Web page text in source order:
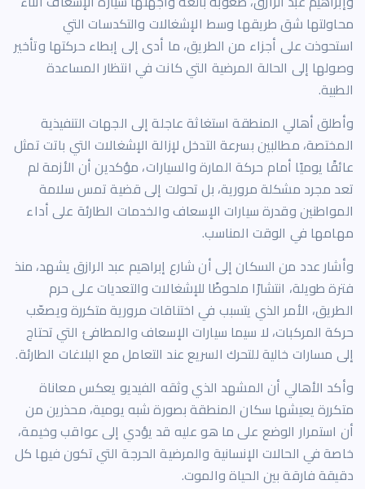
محاولتها شق طريقها وسط الإشغالات والتكدسات التي
استحوذت على أجزاء من الطريق، ما أدى إلى إبطاء حركتها وتأخير
وصولها إلى الحالة المرضية التي كانت في انتظار المساعدة
الطبية.
وأطلق أهالي المنطقة استغاثة عاجلة إلى الجهات التنفيذية
المختصة، مطالبين بسرعة التدخل لإزالة الإشغالات التي باتت تمثل
عائقًا يوميًا أمام حركة المارة والسيارات، مؤكدين أن الأزمة لم
تعد مجرد مشكلة مرورية، بل تحولت إلى قضية تمس سلامة
المواطنين وقدرة سيارات الإسعاف والخدمات الطارئة على أداء
مهامها في الوقت المناسب.
وأشار عدد من السكان إلى أن شارع إبراهيم عبد الرازق يشهد، منذ
فترة طويلة، انتشارًا ملحوظًا للإشغالات والتعديات على حرم
الطريق، الأمر الذي يتسبب في اختناقات مرورية متكررة ويصعّب
حركة المركبات، لا سيما سيارات الإسعاف والمطافئ التي تحتاج
إلى مسارات خالية للتحرك السريع عند التعامل مع البلاغات الطارئة.
وأكد الأهالي أن المشهد الذي وثقه الفيديو يعكس معاناة
متكررة يعيشها سكان المنطقة بصورة شبه يومية، محذرين من
أن استمرار الوضع على ما هو عليه قد يؤدي إلى عواقب وخيمة،
خاصة في الحالات الإنسانية والمرضية الحرجة التي تكون فيها كل
دقيقة فارقة بين الحياة والموت.